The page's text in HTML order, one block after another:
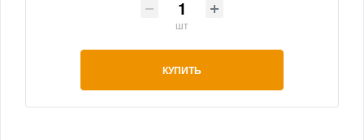
шт
КУПИТЬ